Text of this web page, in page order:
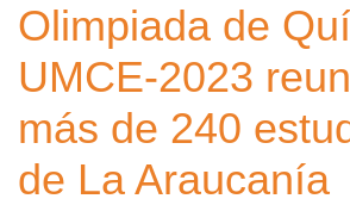
Olimpiada de
UMCE-2023
más de 240
de La Araucanía